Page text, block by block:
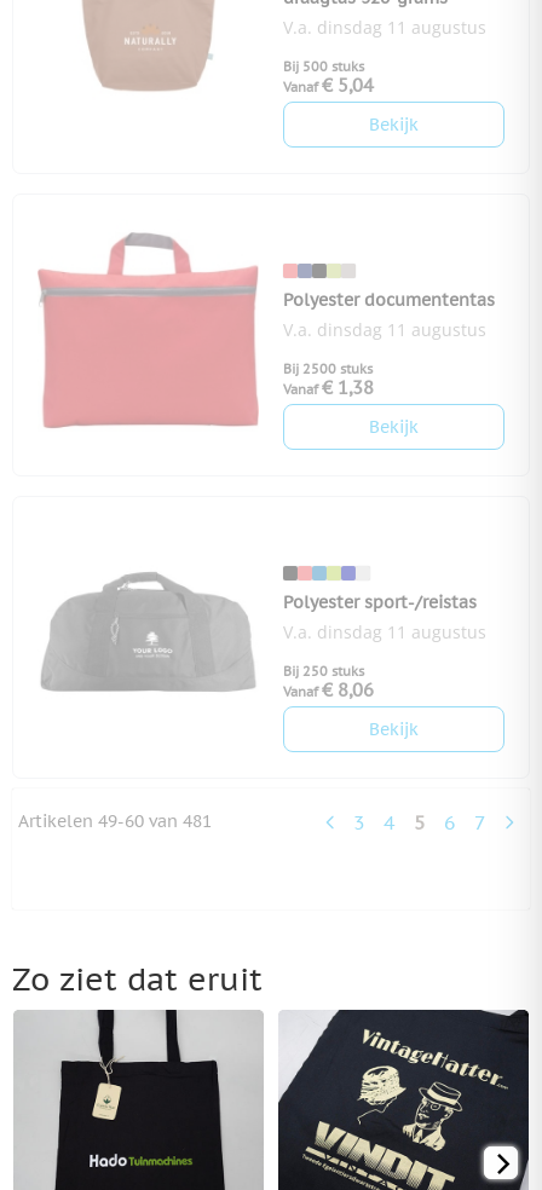
V.a. dinsdag 11 augustus
Bij 500 stuks
Vanaf € 5,04
Bekijk
Polyester documententas
V.a. dinsdag 11 augustus
Bij 2500 stuks
Vanaf € 1,38
Bekijk
Polyester sport-/reistas
V.a. dinsdag 11 augustus
Bij 250 stuks
Vanaf € 8,06
Bekijk
Artikelen 49-60 van 481 Pagina
3 Pagina
4 U lees
5 Pagina
6 Pagina
7
Zo ziet dat eruit